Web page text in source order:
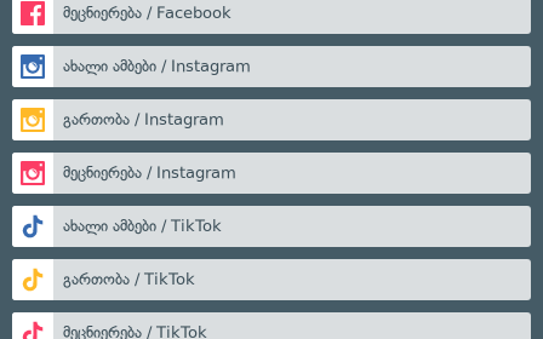
მეცნიერება / Facebook
ახალი ამბები / Instagram
გართობა / Instagram
მეცნიერება / Instagram
ახალი ამბები / TikTok
გართობა / TikTok
მეცნიერება / TikTok